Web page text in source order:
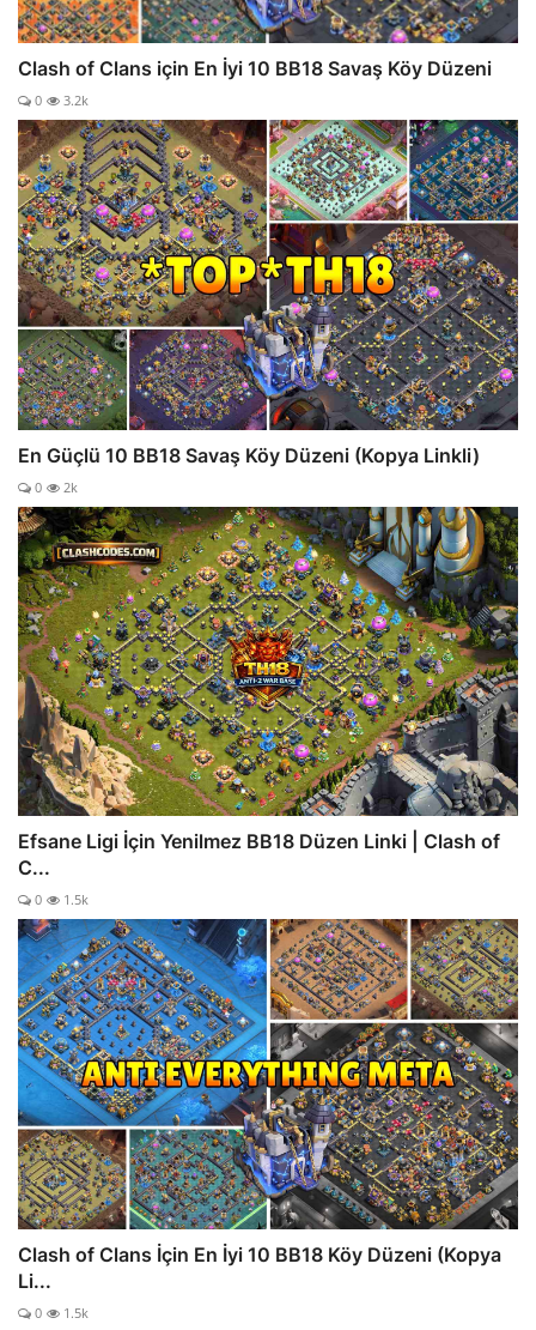
Clash of Clans için En İyi 10 BB18 Savaş Köy Düzeni
0 3.2k
En Güçlü 10 BB18 Savaş Köy Düzeni (Kopya Linkli)
0 2k
Efsane Ligi İçin Yenilmez BB18 Düzen Linki | Clash of
C...
0 1.5k
Clash of Clans İçin En İyi 10 BB18 Köy Düzeni (Kopya
Li...
0 1.5k